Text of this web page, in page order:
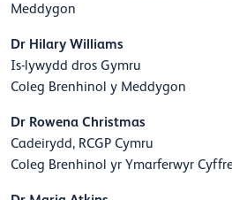
Meddygon
Dr Hilary Williams
Is-lywydd dros Gymru
Coleg Brenhinol y Meddygon
Dr Rowena Christmas
Cadeirydd, RCGP Cymru
Coleg Brenhinol yr Ymarferwyr